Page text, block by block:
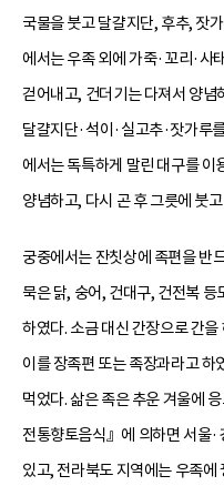
국물을 붓고 달걀지단, 후추, 잣
에서는 우족 외에 가죽·꼬리·사
걷어내고, 건더기는 다져서 양념
달걀지단·석이·실고추·잣가루
에서는 독특하게 말린 대구를 이
양념하고, 다시 곤 후 그릇에 붓
궁중에서는 잔칫상에 족편을 반
묵은 닭, 숭어, 건대구, 건전복
하였다. 소금 대신 간장으로 간
이를 장족편 또는 족장과라고 하
먹었다. 삶은 족은 추운 겨울에
전통향토음식』에 의하면 서울·
있고, 전라북도 지역에는 우족